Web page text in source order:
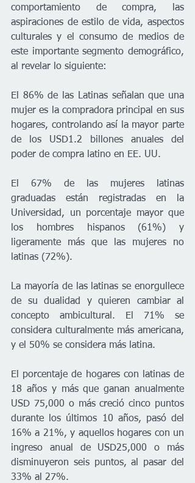
comportamiento de compra, las
aspiraciones de estilo de vida, aspectos
culturales y el consumo de medios de
este importante segmento demográfico,
al revelar lo siguiente:
El 86% de las Latinas señalan que una
mujer es la compradora principal en sus
hogares, controlando así la mayor parte
de los USD1.2 billones anuales del
poder de compra latino en EE. UU.
El 67% de las mujeres latinas
graduadas están registradas en la
Universidad, un porcentaje mayor que
los hombres hispanos (61%) y
ligeramente más que las mujeres no
latinas (72%).
La mayoría de las latinas se enorgullece
de su dualidad y quieren cambiar al
concepto ambicultural. El 71% se
considera culturalmente más americana,
y el 50% se considera más latina.
El porcentaje de hogares con latinas de
18 años y más que ganan anualmente
USD 75,000 o más creció cinco puntos
durante los últimos 10 años, pasó del
16% a 21%, y aquellos hogares con un
ingreso anual de USD25,000 o más
disminuyeron seis puntos, al pasar del
33% al 27%.